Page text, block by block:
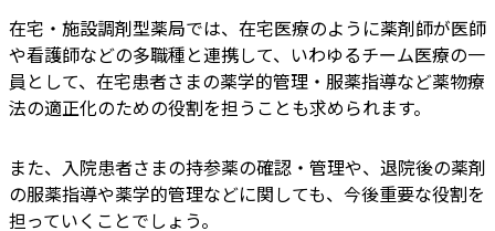
在宅・施設調剤型薬局では、在宅医療のように薬剤師が医師
や看護師などの多職種と連携して、いわゆるチーム医療の一
員として、在宅患者さまの薬学的管理・服薬指導など薬物療
法の適正化のための役割を担うことも求められます。
また、入院患者さまの持参薬の確認・管理や、退院後の薬剤
の服薬指導や薬学的管理などに関しても、今後重要な役割を
担っていくことでしょう。